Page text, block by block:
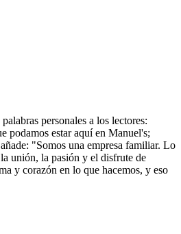
personales a los lectores:
podamos estar aquí en Manuel's;
"Somos una empresa familiar. Lo
unión, la pasión y el disfrute de
y corazón en lo que hacemos, y eso